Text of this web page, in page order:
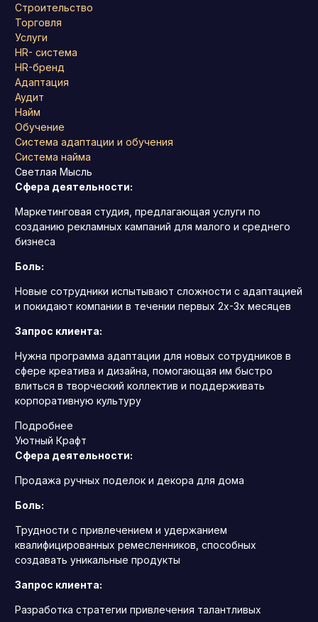
Строительство
Торговля
Услуги
HR- система
HR-бренд
Адаптация
Аудит
Найм
Обучение
Система адаптации и обучения
Система найма
Светлая Мысль
Сфера деятельности:
Маркетинговая студия, предлагающая услуги по
созданию рекламных кампаний для малого и среднего
бизнеса
Боль:
Новые сотрудники испытывают сложности с адаптацией
и покидают компании в течении первых 2х-3х месяцев
Запрос клиента:
Нужна программа адаптации для новых сотрудников в
сфере креатива и дизайна, помогающая им быстро
влиться в творческий коллектив и поддерживать
корпоративную культуру
Подробнее
Уютный Крафт
Сфера деятельности:
Продажа ручных поделок и декора для дома
Боль:
Трудности с привлечением и удержанием
квалифицированных ремесленников, способных
создавать уникальные продукты
Запрос клиента:
Разработка стратегии привлечения талантливых